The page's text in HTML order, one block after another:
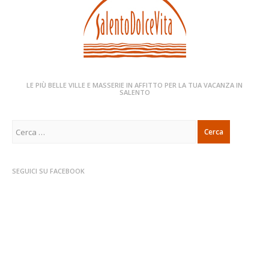
LE PIÙ BELLE VILLE E MASSERIE IN AFFITTO PER LA TUA VACANZA IN
SALENTO
per:
SEGUICI SU FACEBOOK